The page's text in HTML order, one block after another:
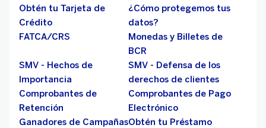
Obtén tu Tarjeta de
Crédito
¿Cómo protegemos tus
datos?
FATCA/CRS
Monedas y Billetes de
BCR
SMV - Hechos de
Importancia
SMV - Defensa de los
derechos de clientes
Comprobantes de
Retención
Comprobantes de Pago
Electrónico
Ganadores de CampañasObtén tu Préstamo